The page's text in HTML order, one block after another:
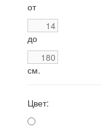
от
до
см.
Цвет: